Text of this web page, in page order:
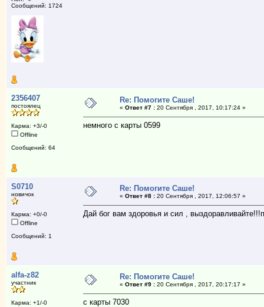
Сообщений: 1724
2356407
постоялец
Карма: +3/-0
Offline
Сообщений: 64
Re: Помогите Саше!
« Ответ #7 :20 Сентября , 2017, 10:17:24 »
немного с карты 0599
S0710
новичок
Карма: +0/-0
Offline
Сообщений: 1
Re: Помогите Саше!
« Ответ #8 :20 Сентября , 2017, 12:06:57 »
Дай бог вам здоровья и сил ,
alfa-z82
участник
Карма: +1/-0
Re: Помогите Саше!
« Ответ #9 :20 Сентября , 2017, 20:17:17 »
с карты 7030